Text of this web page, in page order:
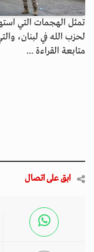
تمثل الهجمات التي
لحزب الله في لبنان، والتي
متابعة القراءة ...
ابق على اتصال